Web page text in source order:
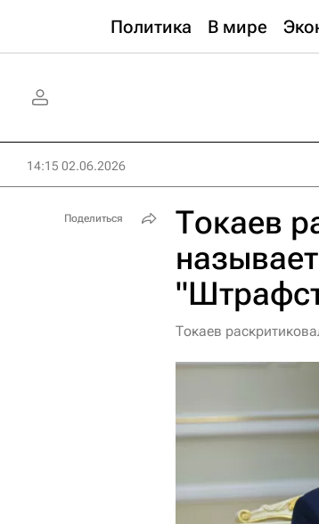
Политика В мире
14:15 02.06.2026
Токаев
Токаев
Поделиться